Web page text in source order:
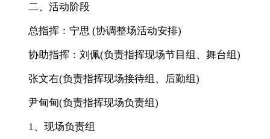
二、活动阶段
总指挥：宁思 (协调整场活动安排)
协助指挥：刘佩(负责指挥现场节目组、舞台组)
张文右(负责指挥现场接待组、后勤组)
尹甸甸(负责指挥现场负责组)
1、现场负责组